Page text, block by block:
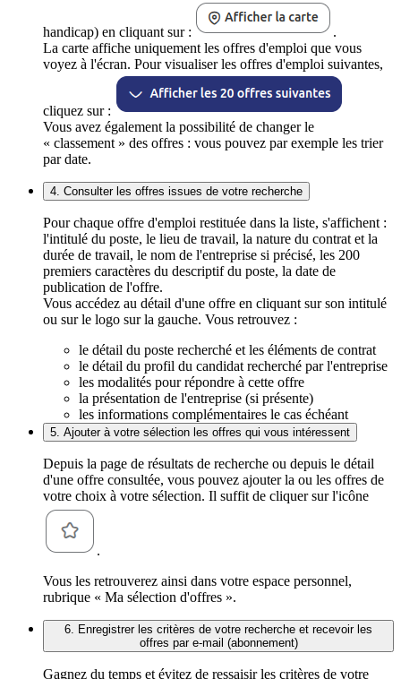
handicap) en cliquant sur :
.
La carte affiche uniquement les offres d'emploi que vous
voyez à l'écran. Pour visualiser les offres d'emploi suivantes,
cliquez sur :
Vous avez également la possibilité de changer le
« classement » des offres : vous pouvez par exemple les trier
par date.
4. Consulter les offres issues de votre recherche
Pour chaque offre d'emploi restituée dans la liste, s'affichent :
l'intitulé du poste, le lieu de travail, la nature du contrat et la
durée de travail, le nom de l'entreprise si précisé, les 200
premiers caractères du descriptif du poste, la date de
publication de l'offre.
Vous accédez au détail d'une offre en cliquant sur son intitulé
ou sur le logo sur la gauche. Vous retrouvez :
le détail du poste recherché et les éléments de contrat
le détail du profil du candidat recherché par l'entreprise
les modalités pour répondre à cette offre
la présentation de l'entreprise (si présente)
les informations complémentaires le cas échéant
5. Ajouter à votre sélection les offres qui vous intéressent
Depuis la page de résultats de recherche ou depuis le détail
d'une offre consultée, vous pouvez ajouter la ou les offres de
votre choix à votre sélection. Il suffit de cliquer sur l'icône
.
Vous les retrouverez ainsi dans votre espace personnel,
rubrique « Ma sélection d'offres ».
6. Enregistrer les critères de votre recherche et recevoir les
offres par e-mail (abonnement)
Gagnez du temps et évitez de ressaisir les critères de votre